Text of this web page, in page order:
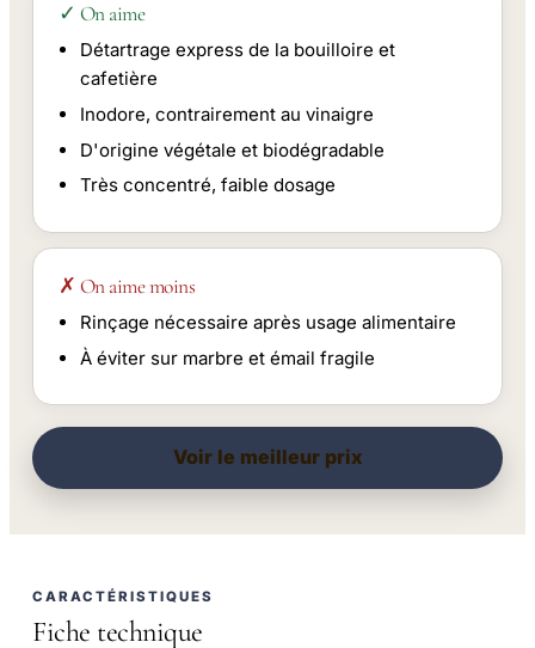
✓ On aime
Détartrage express de la bouilloire et
cafetière
Inodore, contrairement au vinaigre
D'origine végétale et biodégradable
Très concentré, faible dosage
✗ On aime moins
Rinçage nécessaire après usage alimentaire
À éviter sur marbre et émail fragile
Voir le meilleur prix
CARACTÉRISTIQUES
Fiche technique